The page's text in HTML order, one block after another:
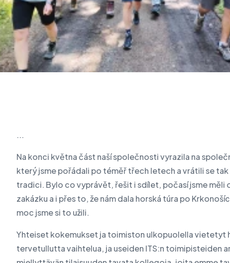
...
Na konci května část naší společnosti vyrazila na
který jsme pořádali po téměř třech letech a vrátili se
tradici. Bylo co vyprávět, řešit i sdílet, počasí jsme měli
zakázku a i přes to, že nám dala horská túra po
moc jsme si to užili.
Yhteiset kokemukset ja toimiston ulkopuolella vietetyt
tervetullutta vaihtelua, ja useiden ITS:n toimipisteiden